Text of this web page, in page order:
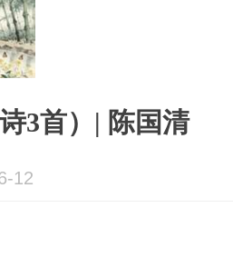
3首）| 陈国清
12